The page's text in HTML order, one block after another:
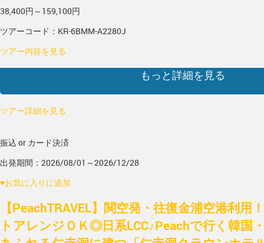
38,400円～159,100円
ツアーコード：KR-6BMM-A2280J
ツアー内容を見る
もっと詳細を見る
ツアー詳細を見る
振込 or カード決済
出発期間：2026/08/01～2026/12/28
♥お気に入りに追加
【PeachTRAVEL】関空発・往復金浦空港利用
トアレンジＯＫ◎日系LCC♪Peachで行く韓国